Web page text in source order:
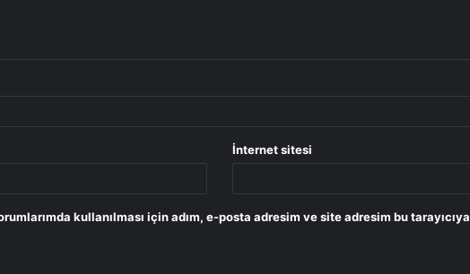
İnternet sitesi
kullanılması için adım, e-posta adresim ve site adresim bu tarayıcıya